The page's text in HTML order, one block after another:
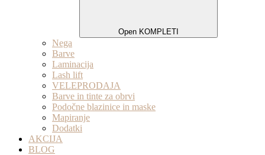
Open KOMPLETI
Nega
Barve
Laminacija
Lash lift
VELEPRODAJA
Barve in tinte za obrvi
Podočne blazinice in maske
Mapiranje
Dodatki
AKCIJA
BLOG